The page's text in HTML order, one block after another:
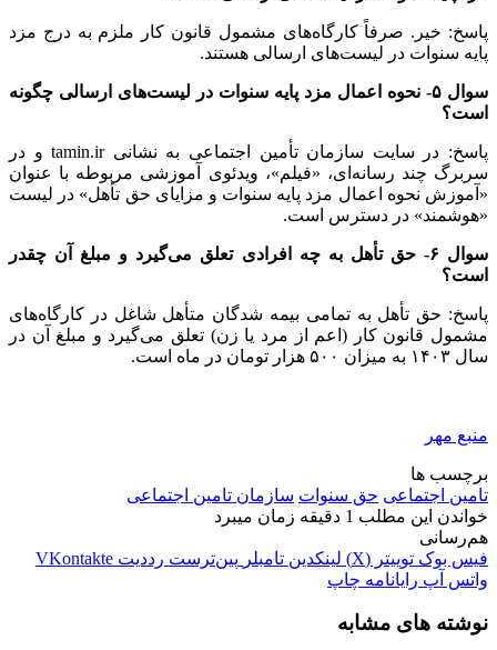
پاسخ: خیر. صرفاً کارگاه‌های مشمول قانون کار ملزم به درج مزد
پایه سنوات در لیست‌های ارسالی هستند.
سوال ۵- نحوه اعمال مزد پایه سنوات در لیست‌های ارسالی چگونه
است؟
پاسخ: در سایت سازمان تأمین اجتماعی به نشانی tamin.ir و در
سربرگ چند رسانه‌ای، «فیلم»، ویدئوی آموزشی مربوطه با عنوان
«آموزش نحوه اعمال مزد پایه سنوات و مزایای حق تأهل» در لیست
«هوشمند» در دسترس است.
سوال ۶- حق تأهل به چه افرادی تعلق می‌گیرد و مبلغ آن چقدر
است؟
پاسخ: حق تأهل به تمامی بیمه شدگان متأهل شاغل در کارگاه‌های
مشمول قانون کار (اعم از مرد یا زن) تعلق می‌گیرد و مبلغ آن در
سال ۱۴۰۳ به میزان ۵۰۰ هزار تومان در ماه است.
منبع مهر
برچسب ها
تامین اجتماعی حق سنوات سازمان تامین اجتماعی
خواندن این مطلب 1 دقیقه زمان میبرد
هم‌رسانی
فیس بوک توییتر (X) لینکدین ‫تامبلر ‫پین‌ترست ‫رددیت ‫VKontakte
واتس آپ رایانامه چاپ
نوشته های مشابه